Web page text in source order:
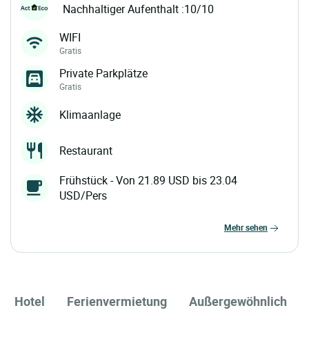
Nachhaltiger Aufenthalt :10/10
WIFI
Gratis
Private Parkplätze
Gratis
Klimaanlage
Restaurant
Frühstück - Von 21.89 USD bis 23.04
USD/Pers
mehr sehen
Hotel Ferienvermietung Außergewöhnlich